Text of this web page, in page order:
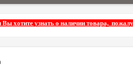
хотите узнать о наличии товара,